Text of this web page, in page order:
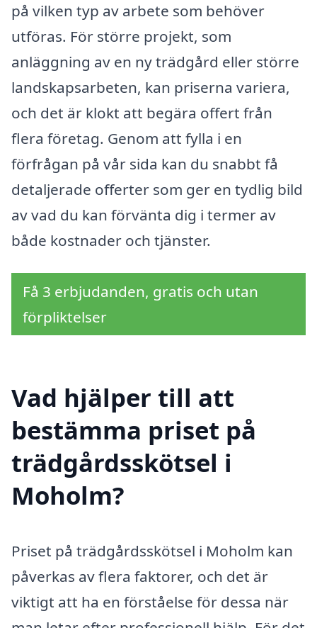
på vilken typ av arbete som behöver
utföras. För större projekt, som
anläggning av en ny trädgård eller större
landskapsarbeten, kan priserna variera,
och det är klokt att begära offert från
flera företag. Genom att fylla i en
förfrågan på vår sida kan du snabbt få
detaljerade offerter som ger en tydlig bild
av vad du kan förvänta dig i termer av
både kostnader och tjänster.
Få 3 erbjudanden, gratis och utan
förpliktelser
Vad hjälper till att
bestämma priset på
trädgårdsskötsel i
Moholm?
Priset på trädgårdsskötsel i Moholm kan
påverkas av flera faktorer, och det är
viktigt att ha en förståelse för dessa när